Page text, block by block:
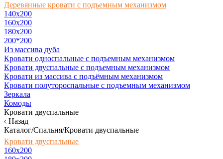
Деревянные кровати с подъемным механизмом
140x200
160х200
180х200
200*200
Из массива дуба
Кровати односпальные с подъемным механизмом
Кровати двуспальные с подъемным механизмом
Кровати из массива с подъёмным механизмом
Кровати полутороспальные с подъемным механизмом
Зеркала
Комоды
Кровати двуспальные
Назад
Каталог/Спальня/Кровати двуспальные
Кровати двуспальные
160х200